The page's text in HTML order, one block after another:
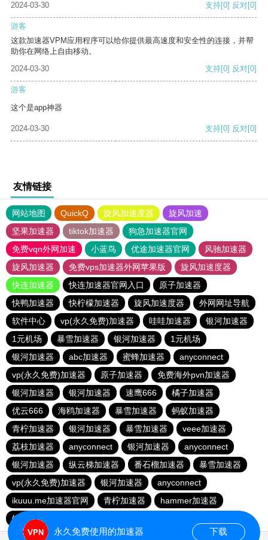
2024-03-30 支持[0] 反对[0]
游客
这款加速器VPM应用程序可以给你提供最高速度和安全性的连接，并帮
助你在网络上自由移动。
2024-03-30
支持[0] 反对[0]
游客
这个是app神器
2024-03-30 支持[0] 反对[0]
友情链接
网站地图 QuickQ 旋风加速度器
旋风加速
坚果加速器
tiktok加速器
狗急加速器官网
免费vqn外网加速
小蓝鸟 优途加速器官网
风驰加速器
旋风加速器
免费vps加速器外网苹果版
旋风加速度器
快连加速器
快连加速器官网入口
原子加速器
快鸭加速器
快柠檬加速器 旋风加速度器
外网网址导航
软件中心
vp(永久免费)加速器 哇哇加速器
银河加速器
1元机场
暴雪加速器 银河加速器
1元机场
银河加速器
abc加速器 蜜蜂加速器
anyconnect
vp(永久免费)加速器
原子加速器
免费海外pvn加速器
银河加速器
银河加速器 速鹰666
橘子加速器
优云666
海鸥加速器 暴雪加速器
蚂蚁加速器
青柠加速器
银河加速器 暴雪加速器
veee加速器
荔枝加速器
anyconnect 银河加速器
anyconnect
银河加速器
纵云梯加速器 番石榴加速器
暴雪加速器
vp(永久免费)加速器
银河加速器
anyconnect
ikuuu.me加速器官网
青柠加速器
hammer加速器
银河加速器
永久免费使用的加速器 下载